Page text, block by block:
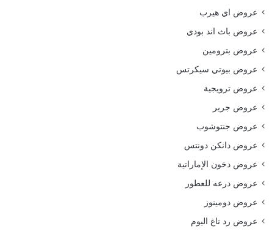
عروض اي هيرب
عروض باث اند بودي
عروض بترومين
عروض بيوتي سيكرتس
عروض ترويجية
عروض جرير
عروض جنتوشوب
عروض دانكن دونتس
عروض دخون الإماراتية
عروض درعه للعطور
عروض دومينوز
عروض رد تاغ اليوم